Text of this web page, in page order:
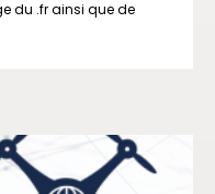
du .fr ainsi que de